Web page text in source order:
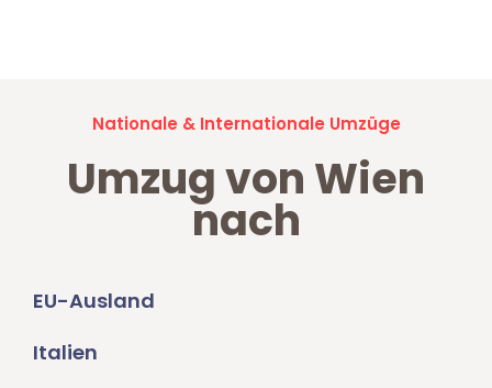
Nationale & Internationale Umzüge
Umzug von Wien
nach
EU-Ausland
Italien